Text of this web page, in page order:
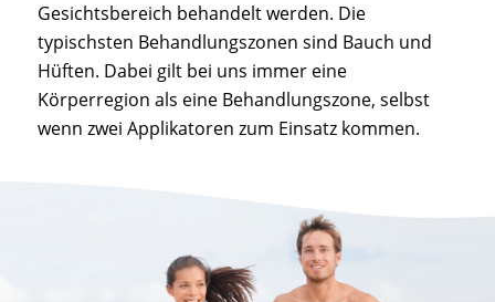
Gesichtsbereich behandelt werden. Die
typischsten Behandlungszonen sind Bauch und
Hüften. Dabei gilt bei uns immer eine
Körperregion als eine Behandlungszone, selbst
wenn zwei Applikatoren zum Einsatz kommen.